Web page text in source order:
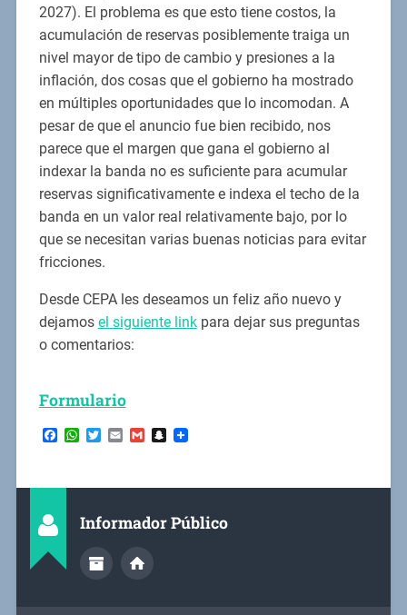
2027). El problema es que esto tiene costos, la
acumulación de reservas posiblemente traiga un
nivel mayor de tipo de cambio y presiones a la
inflación, dos cosas que el gobierno ha mostrado
en múltiples oportunidades que lo incomodan. A
pesar de que el anuncio fue bien recibido, nos
parece que el margen que gana el gobierno al
indexar la banda no es suficiente para acumular
reservas significativamente e indexa el techo de la
banda en un valor real relativamente bajo, por lo
que se necesitan varias buenas noticias para evitar
fricciones.
Desde CEPA les deseamos un feliz año nuevo y
dejamos el siguiente linkpara dejar sus preguntas
o comentarios:
Formulario
Facebook
WhatsApp
Twitter
EmailGmailSnapchat
Informador Público